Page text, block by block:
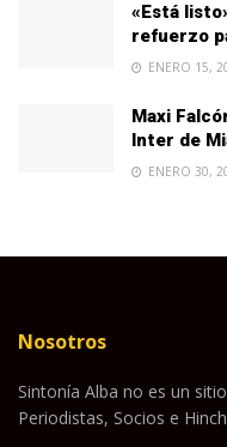
«Está
refuerzo
ENERO 15,
Maxi
Inter de
ENERO 30,
Nosotros
Sintonía Alba no es un
Periodistas, Socios e